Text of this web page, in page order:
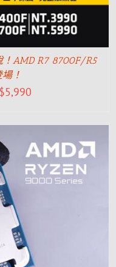
！AMD R7 8700F/R5
！
5,990